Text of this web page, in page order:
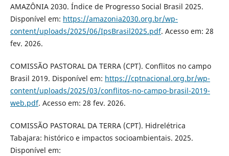
AMAZÔNIA 2030. Índice de Progresso Social Brasil 2025.
Disponível em: https://amazonia2030.org.br/wp-
content/uploads/2025/06/IpsBrasil2025.pdf. Acesso em: 28
fev. 2026.
COMISSÃO PASTORAL DA TERRA (CPT). Conflitos no campo
Brasil 2019. Disponível em: https://cptnacional.org.br/wp-
content/uploads/2025/03/conflitos-no-campo-brasil-2019-
web.pdf. Acesso em: 28 fev. 2026.
COMISSÃO PASTORAL DA TERRA (CPT). Hidrelétrica
Tabajara: histórico e impactos socioambientais. 2025.
Disponível em: